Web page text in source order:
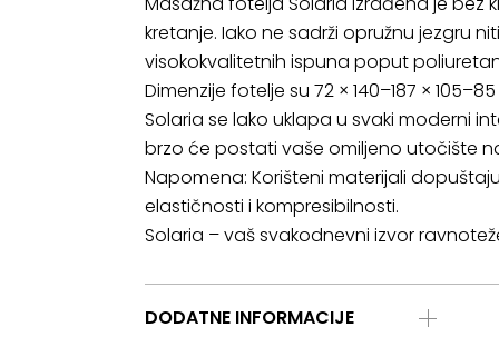
kretanje. Iako ne sadrži opružnu jezgru
visokokvalitetnih ispuna poput
Dimenzije fotelje su 72 × 140–187 ×
Solaria se lako uklapa u svaki moderni
brzo će postati vaše omiljeno utočište
Napomena: Korišteni materijali
elastičnosti i kompresibilnosti.
Solaria – vaš svakodnevni izvor
DODATNE INFORMACIJE